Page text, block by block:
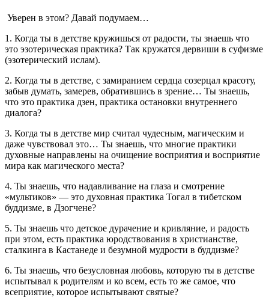
Уверен в этом? Давай подумаем…
1. Когда ты в детстве кружишься от радости, ты знаешь что
это эзотерическая практика? Так кружатся дервиши в суфизме
(эзотерический ислам).
2. Когда ты в детстве, с замиранием сердца созерцал красоту,
забыв думать, замерев, обратившись в зрение… Ты знаешь,
что это практика дзен, практика остановки внутреннего
диалога?
3. Когда ты в детстве мир считал чудесным, магическим и
даже чувствовал это… Ты знаешь, что многие практики
духовные направлены на очищение восприятия и восприятие
мира как магического места?
4. Ты знаешь, что надавливание на глаза и смотрение
«мультиков» — это духовная практика Тогал в тибетском
буддизме, в Дзогчене?
5. Ты знаешь что детское дурачение и кривляние, и радость
при этом, есть практика юродствования в христианстве,
сталкинга в Кастанеде и безумной мудрости в буддизме?
6. Ты знаешь, что безусловная любовь, которую ты в детстве
испытывал к родителям и ко всем, есть то же самое, что
всеприятие, которое испытывают святые?